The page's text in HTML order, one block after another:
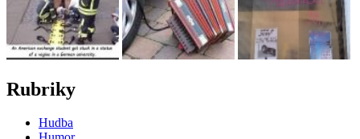
Rubriky
Hudba